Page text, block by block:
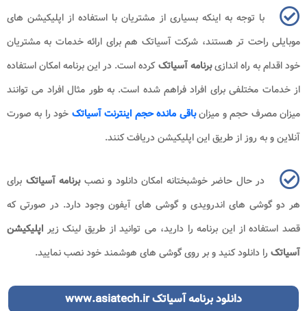
با توجه به اینکه بسیاری از مشتریان با استفاده از اپلیکیشن های
موبایلی راحت تر هستند، شرکت آسیاتک هم برای ارائه خدمات به مشتریان
خود اقدام به راه اندازیبرنامه آسیاتککرده است. در این برنامه امکان استفاده
از خدمات مختلفی برای افراد فراهم شده است. به طور مثال افراد می توانند
میزان مصرف حجم و میزانباقی مانده حجم اینترنت آسیاتک خود را به صورت
آنلاین و به روز از طریق این اپلیکیشن دریافت کنند.
در حال حاضر خوشبختانه امکان دانلود و نصب برنامه آسیاتک برای
هر دو گوشی های اندرویدی و گوشی های آیفون وجود دارد. در صورتی که
قصد استفاده از این برنامه را دارید، می توانید از طریق لینک زیر اپلیکیشن
آسیاتک را دانلود کنید و بر روی گوشی های هوشمند خود نصب نمایید.
دانلود برنامه آسیاتک www.asiatech.ir